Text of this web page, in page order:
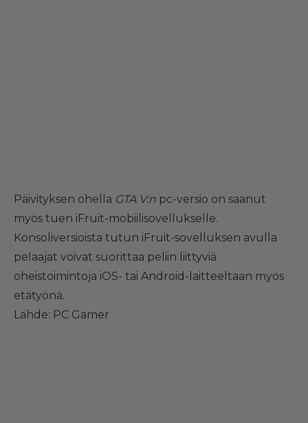
Päivityksen ohella GTA V:n pc-versio on saanut
myös tuen iFruit-mobiilisovellukselle.
Konsoliversioista tutun iFruit-sovelluksen avulla
pelaajat voivat suorittaa peliin liittyviä
oheistoimintoja iOS- tai Android-laitteeltaan myös
etätyönä.
Lähde: PC Gamer